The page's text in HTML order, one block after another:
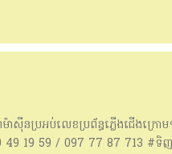
ាសុីនប្រអប់លេខប្រព័ន្ធភ្លើងជើងក្រ
49 19 59 / 097 77 87 713 #ទិ